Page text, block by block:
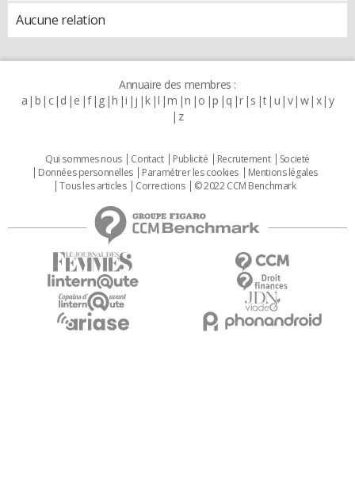
Aucune relation
Annuaire des membres :
a b c d e f g h i j k l m n o p q r s t u v w x y
z
Qui sommes nous Contact Publicité Recrutement
Societé
Données personnelles
Paramétrer les cookies
Mentions légales
Tous les articles
Corrections © 2022 CCM Benchmark